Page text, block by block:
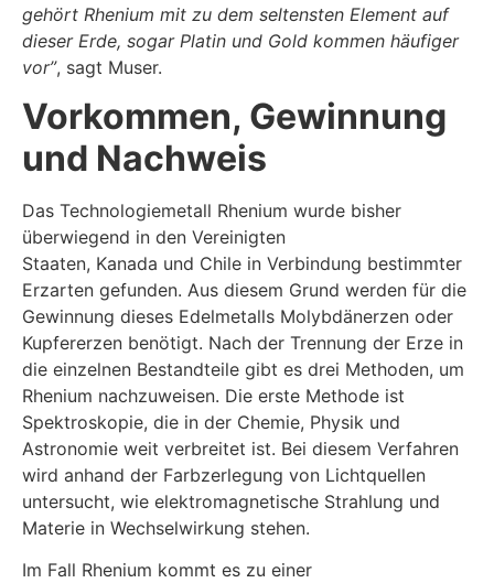
gehört Rhenium mit zu dem seltensten Element auf
dieser Erde, sogar Platin und Gold kommen häufiger
vor”, sagt Muser.
Vorkommen, Gewinnung
und Nachweis
Das Technologiemetall Rhenium wurde bisher
überwiegend in den Vereinigten
Staaten, Kanada und Chile in Verbindung bestimmter
Erzarten gefunden. Aus diesem Grund werden für die
Gewinnung dieses Edelmetalls Molybdänerzen oder
Kupfererzen benötigt. Nach der Trennung der Erze in
die einzelnen Bestandteile gibt es drei Methoden, um
Rhenium nachzuweisen. Die erste Methode ist
Spektroskopie, die in der Chemie, Physik und
Astronomie weit verbreitet ist. Bei diesem Verfahren
wird anhand der Farbzerlegung von Lichtquellen
untersucht, wie elektromagnetische Strahlung und
Materie in Wechselwirkung stehen.
Im Fall Rhenium kommt es zu einer